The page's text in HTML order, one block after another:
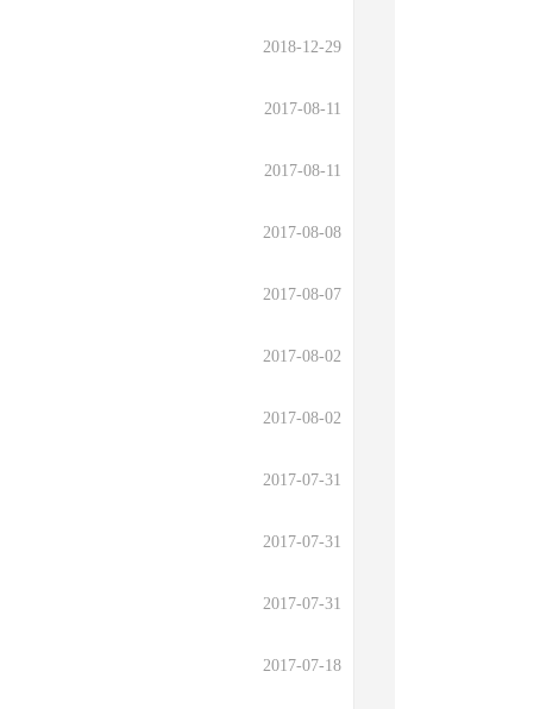
2018-12-29
2017-08-11
2017-08-11
2017-08-08
2017-08-07
2017-08-02
2017-08-02
2017-07-31
2017-07-31
2017-07-31
2017-07-18